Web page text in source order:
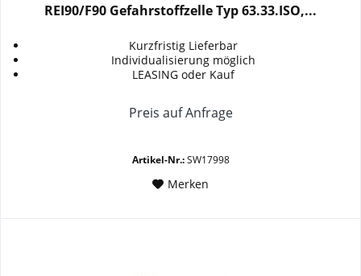
REI90/F90 Gefahrstoffzelle Typ 63.33.ISO,...
Kurzfristig Lieferbar
Individualisierung möglich
LEASING oder Kauf
Preis auf Anfrage
Artikel-Nr.:SW17998
Merken